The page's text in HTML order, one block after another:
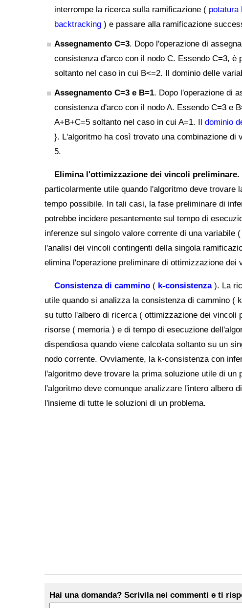
interrompe la ricerca sulla ramificazione ( potatura
backtracking ) e passare alla ramificazione
Assegnamento C=3. Dopo l'operazione di
consistenza d'arco con il nodo C. Essendo C=3, è
soltanto nel caso in cui B<=2. Il dominio delle
Assegnamento C=3 e B=1. Dopo l'operazione di
consistenza d'arco con il nodo A. Essendo C=3 e
A+B+C=5 soltanto nel caso in cui A=1. Il dominio
}. L'algoritmo ha così trovato una combinazione
5.
Elimina l'ottimizzazione dei vincoli preliminare.
particolarmente utile quando l'algoritmo deve trovare
tempo possibile. In tali casi, la fase preliminare di
potrebbe incidere pesantemente sul tempo di
inferenze sul singolo valore corrente di una variabile
l'analisi dei vincoli contingenti della singola
elimina l'operazione preliminare di ottimizzazione dei
Consistenza di cammino ( k-consistenza ). La
utile quando si analizza la consistenza di cammino (
su tutto l'albero di ricerca ( ottimizzazione dei vincoli
risorse ( memoria ) e di tempo di esecuzione
dispendiosa quando viene calcolata soltanto su un
nodo corrente. Ovviamente, la k-consistenza con
l'algoritmo deve trovare la prima soluzione utile di un
l'algoritmo deve comunque analizzare l'intero albero
l'insieme di tutte le soluzioni di un problema.
Hai una domanda? Scrivila nei commenti e ti